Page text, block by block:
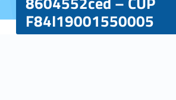
F84I19001550005